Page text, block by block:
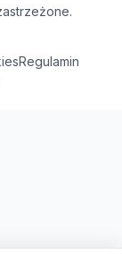
Regulamin